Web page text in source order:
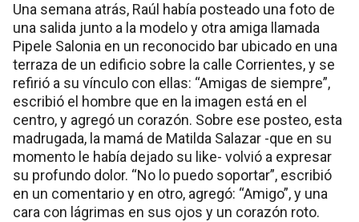
Una semana atrás, Raúl había posteado una foto de
una salida junto a la modelo y otra amiga llamada
Pipele Salonia en un reconocido bar ubicado en una
terraza de un edificio sobre la calle Corrientes, y se
refirió a su vínculo con ellas: “Amigas de siempre”,
escribió el hombre que en la imagen está en el
centro, y agregó un corazón. Sobre ese posteo, esta
madrugada, la mamá de Matilda Salazar -que en su
momento le había dejado su like- volvió a expresar
su profundo dolor. “No lo puedo soportar”, escribió
en un comentario y en otro, agregó: “Amigo”, y una
cara con lágrimas en sus ojos y un corazón roto.